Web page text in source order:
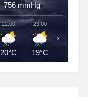
756 mmHg
22:00
20°C
23:00
19°C
›